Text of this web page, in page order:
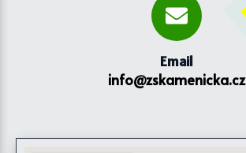
Email
info@zskamenicka.cz